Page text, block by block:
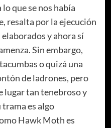
que se nos había
resalta por la ejecución
elaborados y ahora sí
Sin embargo,
o quizá una
de ladrones, pero
lugar tan tenebroso y
es algo
Hawk Moth es